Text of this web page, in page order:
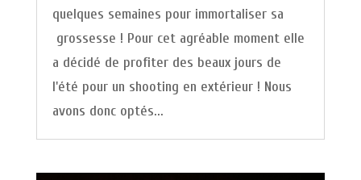
quelques semaines pour immortaliser sa
grossesse ! Pour cet agréable moment elle
a décidé de profiter des beaux jours de
l'été pour un shooting en extérieur ! Nous
avons donc optés...